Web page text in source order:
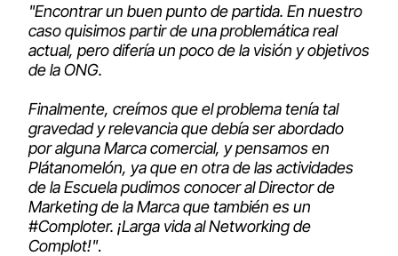
"Encontrar un buen punto de partida. En nuestro
caso quisimos partir de una problemática real
actual, pero difería un poco de la visión y objetivos
de la ONG.
Finalmente, creímos que el problema tenía tal
gravedad y relevancia que debía ser abordado
por alguna Marca comercial, y pensamos en
Plátanomelón, ya que en otra de las actividades
de la Escuela pudimos conocer al Director de
Marketing de la Marca que también es un
#Comploter. ¡Larga vida al Networking de
Complot!".